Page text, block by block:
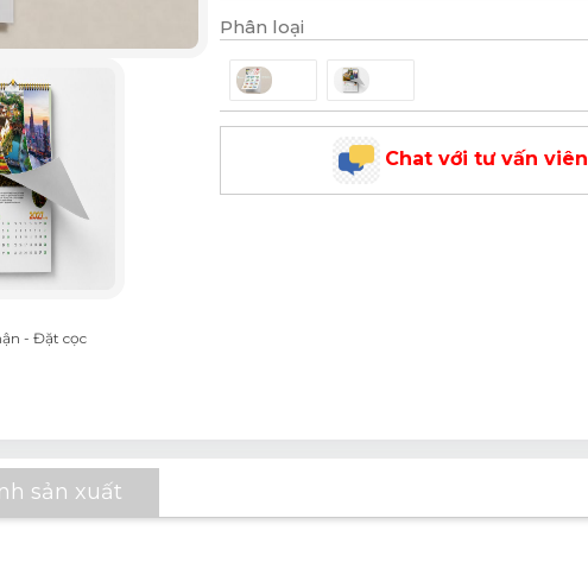
- Đặt cọc
Phân loại
Chat với tư vấn viên
sản xuất